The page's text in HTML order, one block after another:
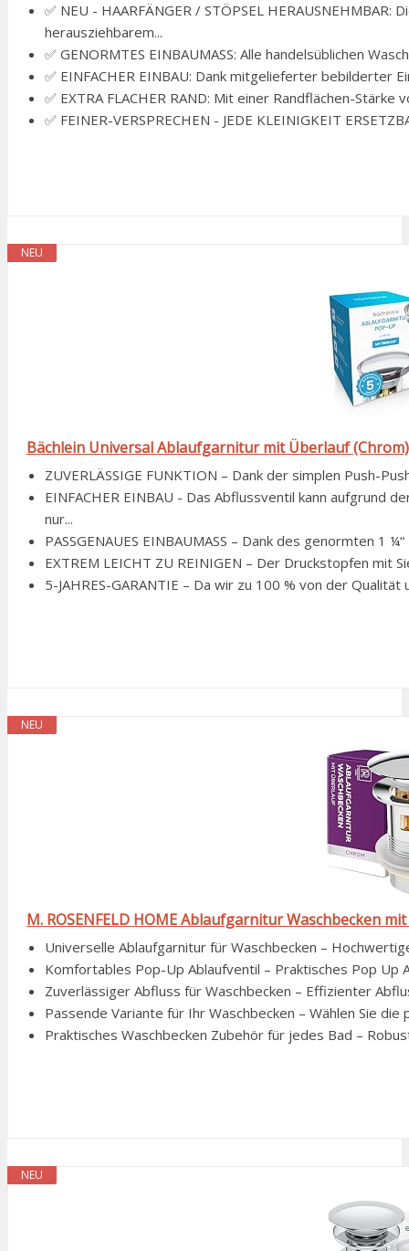
✅ NEU - HAARFÄNGER / STÖPSEL
herausziehbarem...
✅ GENORMTES EINBAUMASS: Alle handelsüblichen
✅ EINFACHER EINBAU: Dank mitgelieferter bebilderter
✅ EXTRA FLACHER RAND: Mit einer Randflächen-
✅ FEINER-VERSPRECHEN - JEDE KLEINIGKEIT
NEU
Bächlein Universal Ablaufgarnitur mit Überlauf
ZUVERLÄSSIGE FUNKTION – Dank der simplen Push-
EINFACHER EINBAU - Das Abflussventil kann aufgrund
nur...
PASSGENAUES EINBAUMASS – Dank des genormten 1
EXTREM LEICHT ZU REINIGEN – Der Druckstopfen mit
5-JAHRES-GARANTIE – Da wir zu 100 % von der
NEU
M. ROSENFELD HOME Ablaufgarnitur Waschbecken
Universelle Ablaufgarnitur für Waschbecken –
Komfortables Pop-Up Ablaufventil – Praktisches Pop Up
Zuverlässiger Abfluss für Waschbecken – Effizienter
Passende Variante für Ihr Waschbecken – Wählen Sie
Praktisches Waschbecken Zubehör für jedes Bad –
NEU